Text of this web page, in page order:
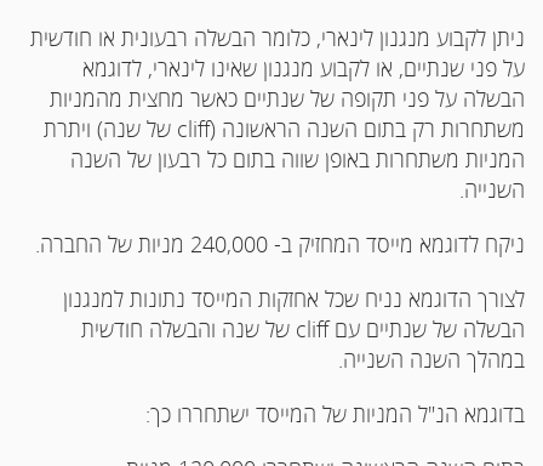
ניתן לקבוע מנגנון לינארי, כלומר הבשלה רבעונית או חודשית
על פני שנתיים, או לקבוע מנגנון שאינו לינארי, לדוגמא
הבשלה על פני תקופה של שנתיים כאשר מחצית מהמניות
משתחרות רק בתום השנה הראשונה (cliff של שנה) ויתרת
המניות משתחרות באופן שווה בתום כל רבעון של השנה
השנייה.
ניקח לדוגמא מייסד המחזיק ב- 240,000 מניות של החברה.
לצורך הדוגמא נניח שכל אחזקות המייסד נתונות למנגנון
הבשלה של שנתיים עם cliff של שנה והבשלה חודשית
במהלך השנה השנייה.
בדוגמא הנ"ל המניות של המייסד ישתחררו כך: